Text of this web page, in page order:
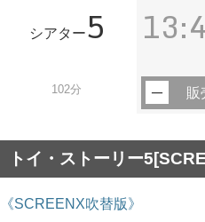
シアター5
102分 販
トイ・ストーリー
《SCREENX吹替版》